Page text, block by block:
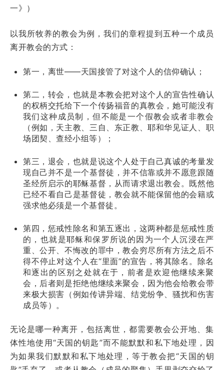
一》）
以我所牧养的教会为例，我们的章程提到五种一个成员
离开教会的方式：
第一，离世——天国接管了对这个人的信仰确认；
第二，转会，也就是本教会把对这个人的宣告性确认
的权柄交托给下一个传扬福音的真教会，她可能没有
我们这种成员制，但不能是一个假教会或者非教会
（例如，天主教、三自、东正教、耶和华见证人、职
场团契、查经小组等）；
第三，退会，也就是说这个人处于自己真诚的考量发
现自己并不是一个基督徒，并不信靠或并不愿意跟随
圣经所启示的耶稣基督，从而请求退出教会。既然他
已经不看自己是基督徒，教会就不能保留他的会籍或
强求他必须是一个基督徒。
第四，惩戒性除名和第五逐出，这两种都是惩戒性质
的，也就是耶稣和保罗所说的因为一个人沉浸在严
重、公开、不悔改的罪中，教会穷尽所有方法之后不
得不停止对这个人在“里面”的宣告，将其除名。除名
和逐出的区别之处就在于，前者是欢迎他继续来聚
会，后者则是拒绝他继续来聚会，因为他会给教会带
来极大损害（例如传讲异端、结党纷争、骚扰和伤害
成员等）。
无论是哪一种离开，包括离世，都需要教会公开地、集
体性地使用“天国的钥匙”而不能默默和私下地处理，因
为如果我们默默和私下地处理，等于教会把“天国的钥